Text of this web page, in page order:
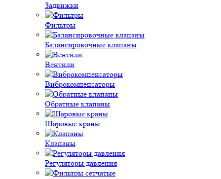
Задвижки
Фильтры
Балансировочные клапаны
Вентили
Виброкомпенсаторы
Обратные клапаны
Шаровые краны
Клапаны
Регуляторы давления